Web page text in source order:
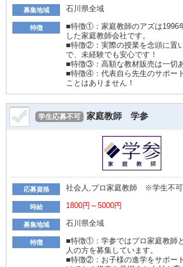
募集地域 石川県全域
特徴
■特徴①：家庭教師のアズは1996
した家庭教師会社です。
■特徴②：実際の授業を念頭に置
で、未経験でも安心です！
■特徴③：高額な教材販売は一切
■特徴④：代表自ら先生のサポー
ことはありません！
学生応募不可 家庭教師 学参
応募資格 社会人,プロ家庭教師 ※学生不可
時給 1800円～5000円
募集地域 石川県全域
特徴
■特徴①：学参ではプロ家庭教師
人の方を募集しています。
■特徴②：お子様の進学をサポー